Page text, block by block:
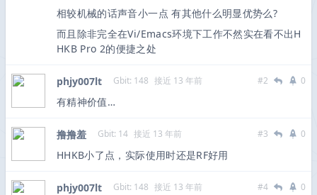
相较机械的话声音小一点 有其他什么明显优势么?
而且除非完全在Vi/Emacs环境下工作不然实在看不出H
HKB Pro 2的便捷之处
phjy007lt Gbit: 148 接近 13 年前 #2 0
有精神价值…
撸撸羞 Gbit: 14 接近 13 年前 #3 0
HHKB小了点，实际使用时还是RF好用
phjy007lt Gbit: 148 接近 13 年前 #4 0